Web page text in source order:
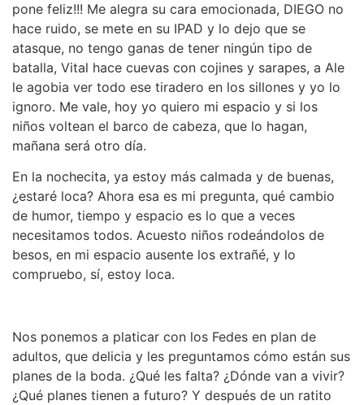
pone feliz!!! Me alegra su cara emocionada, DIEGO no
hace ruido, se mete en su IPAD y lo dejo que se
atasque, no tengo ganas de tener ningún tipo de
batalla, Vital hace cuevas con cojines y sarapes, a Ale
le agobia ver todo ese tiradero en los sillones y yo lo
ignoro. Me vale, hoy yo quiero mi espacio y si los
niños voltean el barco de cabeza, que lo hagan,
mañana será otro día.
En la nochecita, ya estoy más calmada y de buenas,
¿estaré loca? Ahora esa es mi pregunta, qué cambio
de humor, tiempo y espacio es lo que a veces
necesitamos todos. Acuesto niños rodeándolos de
besos, en mi espacio ausente los extrañé, y lo
compruebo, sí, estoy loca.
Nos ponemos a platicar con los Fedes en plan de
adultos, que delicia y les preguntamos cómo están sus
planes de la boda. ¿Qué les falta? ¿Dónde van a vivir?
¿Qué planes tienen a futuro? Y después de un ratito